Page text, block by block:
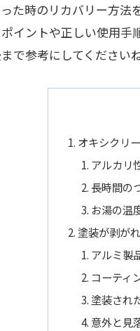
た時のリカバリー方法
イントや正しい使用手
で参考にしてくださいね
オキシクリ
アルカリ
長時間の
お湯の温
塗装が剥が
アルミ製
コーティ
塗装され
意外と見